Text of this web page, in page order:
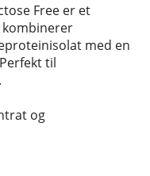
Free er et
med en
til
og